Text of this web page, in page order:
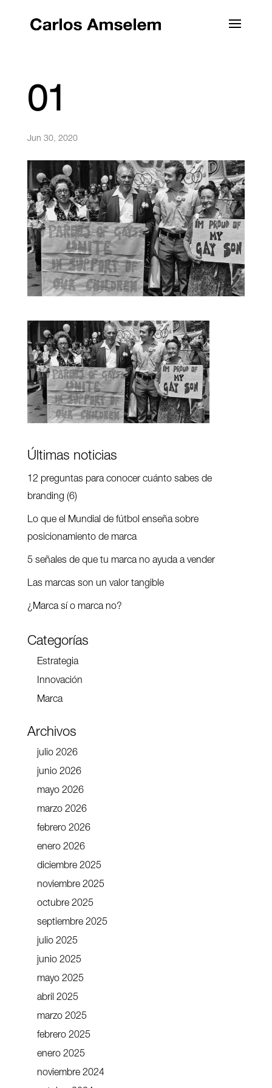
01
Jun 30, 2020
Últimas noticias
12 preguntas para conocer cuánto sabes de
branding (6)
Lo que el Mundial de fútbol enseña sobre
posicionamiento de marca
5 señales de que tu marca no ayuda a vender
Las marcas son un valor tangible
¿Marca sí o marca no?
Categorías
Estrategia
Innovación
Marca
Archivos
julio 2026
junio 2026
mayo 2026
marzo 2026
febrero 2026
enero 2026
diciembre 2025
noviembre 2025
octubre 2025
septiembre 2025
julio 2025
junio 2025
mayo 2025
abril 2025
marzo 2025
febrero 2025
enero 2025
noviembre 2024